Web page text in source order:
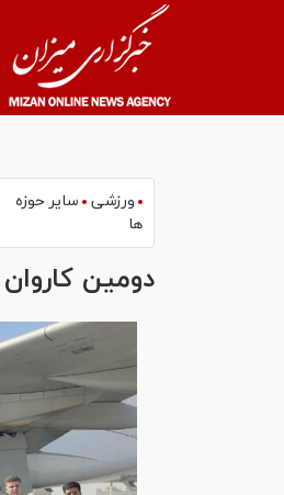
ورزشی
سایر حوزه
ها
دومین